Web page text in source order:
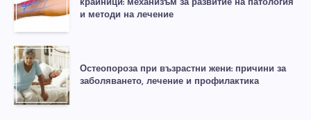
крайници: механизъм за развитие на патология
и методи на лечение
Остеопороза при възрастни жени: причини за
заболяването, лечение и профилактика